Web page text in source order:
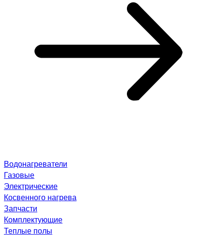
Водонагреватели
Газовые
Электрические
Косвенного нагрева
Запчасти
Комплектующие
Теплые полы